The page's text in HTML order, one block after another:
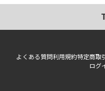
よくある質問利用規約特定商取
ログ